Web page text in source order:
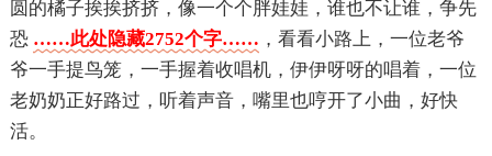
圆的橘子挨挨挤挤，像一个个胖娃娃，谁也不让谁，争先
恐 ……此处隐藏2752个字…… ，看看小路上，一位老爷
爷一手提鸟笼，一手握着收唱机，伊伊呀呀的唱着，一位
老奶奶正好路过，听着声音，嘴里也哼开了小曲，好快
活。